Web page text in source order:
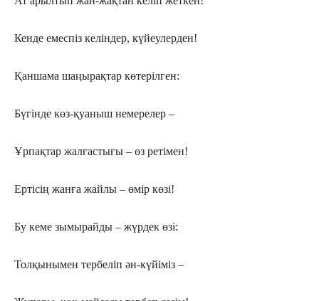
Кенде емеспіз келіндер, күйеулерден!
Қаншама шаңырақтар көтерілген:
Бүгінде көз-қуаныш немерелер –
Ұрпақтар жалғастығы – өз ретімен!
Ертісің жанға жайлы – өмір көзі!
Бу кеме зымырайды – жүрдек өзі:
Толқынымен тербеліп ән-күйіміз –